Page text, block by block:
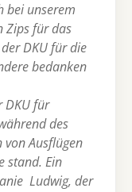
bei unserem
Zips für das
DKU für die
bedanken
DKU für
des
Ausflügen
stand. Ein
Ludwig, der